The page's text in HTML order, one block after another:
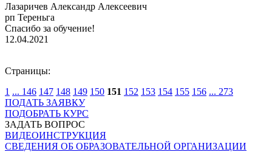
Лазаричев Александр Алексеевич
рп Тереньга
Спасибо за обучение!
12.04.2021
Страницы:
1 ... 146 147 148 149 150 151 152 153 154 155 156 ... 273
ПОДАТЬ ЗАЯВКУ
ПОДОБРАТЬ КУРС
ЗАДАТЬ ВОПРОС
ВИДЕОИНСТРУКЦИЯ
СВЕДЕНИЯ ОБ ОБРАЗОВАТЕЛЬНОЙ ОРГАНИЗАЦИИ